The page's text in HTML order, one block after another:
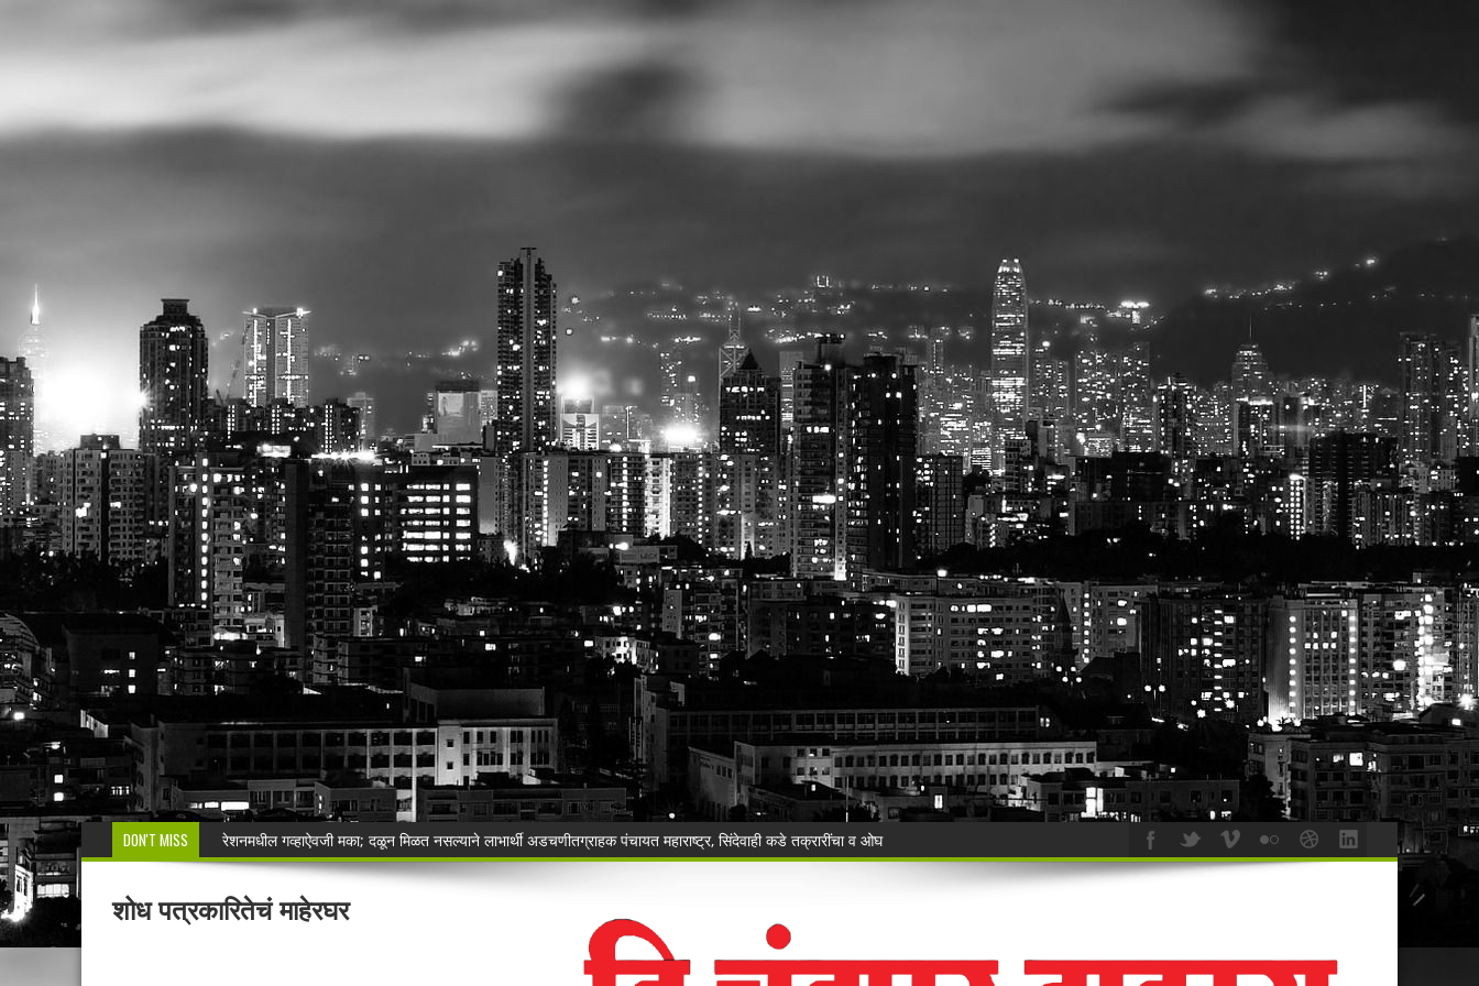
DON'T MISS
सिंदेवाही पोलिसांची धडक कारवाई; २५ अल्पवयीन वाहनचालक ताब्यात, पालकांना समज देऊन वाहने सुपूर्द
🚨 एकाच नंबरवर दोन हायवा; एकाच ई-टीपीवर लाखोंची रेती!
शेगाव पोलीस यांचा गर्भपात प्रकरणातील बोगस डॉ. विश्वास याचे वर गुन्हा दाखल.
मनसेच्या तालुका अध्यक्षा कल्पना पोतर्लावार यांनी बेकायदेशीर ऑनलाइन लॉटरीविरोधात पोलिसांना निवेदन
वरोरा येथे कारगिल विजयदीन साजरा Kargil Vijay Deen celebrated in Warora
शोध पत्रकारितेचं माहेरघर